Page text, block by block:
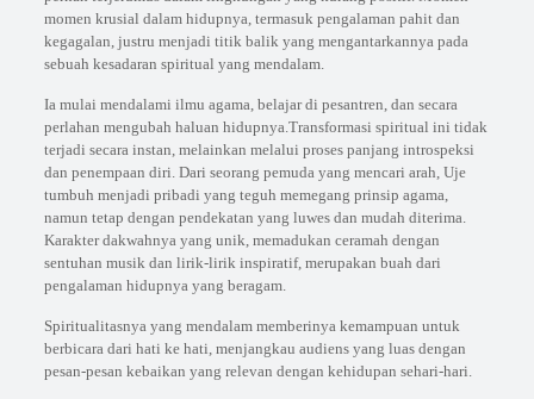
momen krusial dalam hidupnya, termasuk pengalaman pahit dan
kegagalan, justru menjadi titik balik yang mengantarkannya pada
sebuah kesadaran spiritual yang mendalam.
Ia mulai mendalami ilmu agama, belajar di pesantren, dan secara
perlahan mengubah haluan hidupnya.Transformasi spiritual ini tidak
terjadi secara instan, melainkan melalui proses panjang introspeksi
dan penempaan diri. Dari seorang pemuda yang mencari arah, Uje
tumbuh menjadi pribadi yang teguh memegang prinsip agama,
namun tetap dengan pendekatan yang luwes dan mudah diterima.
Karakter dakwahnya yang unik, memadukan ceramah dengan
sentuhan musik dan lirik-lirik inspiratif, merupakan buah dari
pengalaman hidupnya yang beragam.
Spiritualitasnya yang mendalam memberinya kemampuan untuk
berbicara dari hati ke hati, menjangkau audiens yang luas dengan
pesan-pesan kebaikan yang relevan dengan kehidupan sehari-hari.